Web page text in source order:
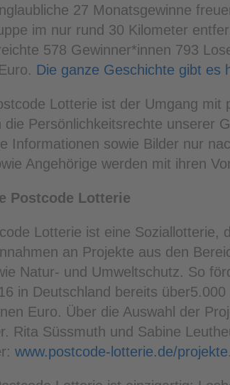
27 Monatsgewinne
im nur rund 30 Kilometer
578 Gewinner*innen 793
Die ganze Geschichte gibt es
Lotterie ist der Umgang mit
Persönlichkeitsrechte unserer
Informationen sowie Bilder nur
Angehörige werden mit ihren
Postcode Lotterie
Lotterie ist eine Soziallotterie,
an Projekte aus den
Natur- und Umweltschutz. So
in Deutschland bereits
Euro. Über die Auswahl der
Rita Süssmuth und Sabine
www.postcode-lotterie.de/projekte.